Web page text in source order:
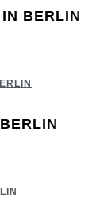
BERLIN